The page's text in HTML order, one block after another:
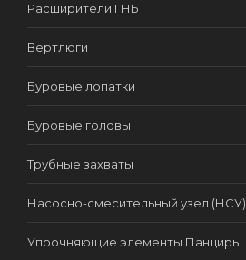
Расширители ГНБ
Вертлюги
Буровые лопатки
Буровые головы
Трубные захваты
Насосно-смесительный узел (НСУ)
Упрочняющие элементы Панцирь